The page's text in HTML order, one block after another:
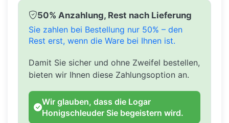
50% Anzahlung, Rest nach Lieferung
Sie zahlen bei Bestellung nur 50% – den
Rest erst, wenn die Ware bei Ihnen ist.
Damit Sie sicher und ohne Zweifel bestellen,
bieten wir Ihnen diese Zahlungsoption an.
Wir glauben, dass die Logar
Honigschleuder Sie begeistern wird.